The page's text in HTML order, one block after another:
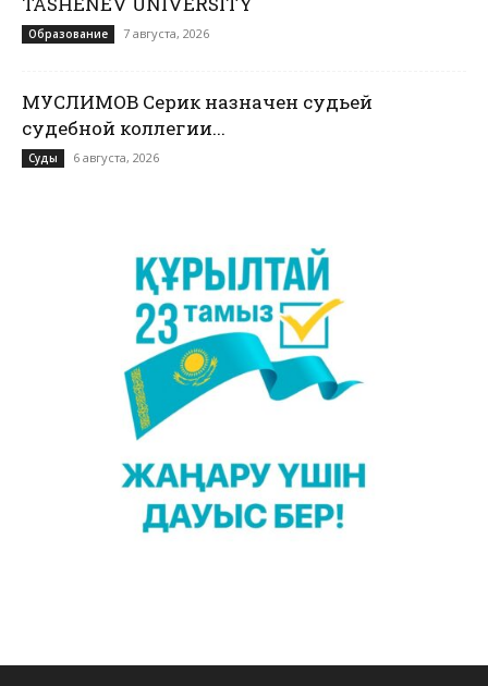
Образование 7 августа, 2026
МУСЛИМОВ Серик назначен судьей
судебной коллегии...
Суды 6 августа, 2026